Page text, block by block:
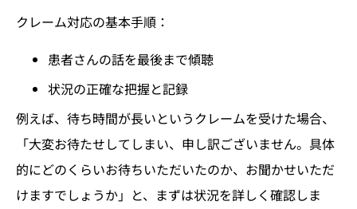
クレーム対応の基本手順：
患者さんの話を最後まで傾聴
状況の正確な把握と記録
例えば、待ち時間が長いというクレームを受けた場合、
「大変お待たせしてしまい、申し訳ございません。具体
的にどのくらいお待ちいただいたのか、お聞かせいただ
けますでしょうか」と、まずは状況を詳しく確認しま